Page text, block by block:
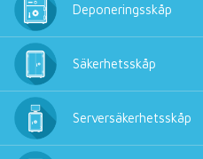
Deponeringsskåp
Säkerhetsskåp
Serversäkerhetsskåp